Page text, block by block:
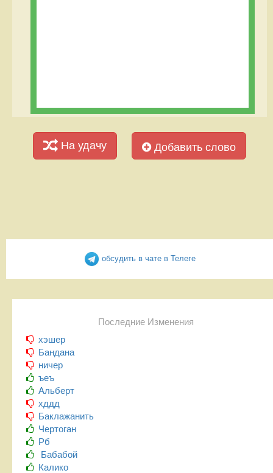
На удачу Добавить слово
обсудить в чате в Телеге
Последние Изменения
хэшер
Бандана
ничер
ъеъ
Альберт
хддд
Баклажанить
Чертоган
Рб
Бабабой
Калико